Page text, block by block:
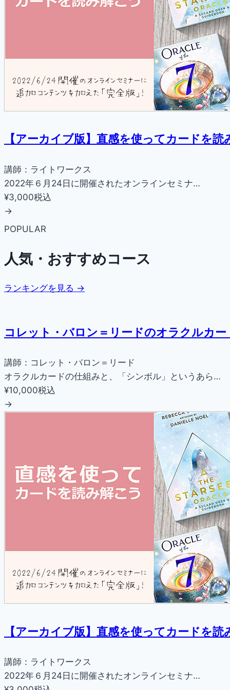
【アーカイブ版】直感を使ってカードを読
講師：ライトワークス
2022年６月24日に開催されたオンラインセミナ…
¥3,000税込
→
POPULAR
人気・おすすめコース
ランキングを見る →
コレット・バロン＝リードのオラクルカー
講師：コレット・バロン＝リード
オラクルカードの仕組みと、「シンボル」というあら…
¥10,000税込
→
【アーカイブ版】直感を使ってカードを読
講師：ライトワークス
2022年６月24日に開催されたオンラインセミナ…